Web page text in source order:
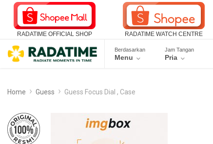
RADATIME OFFICIAL SHOP RADATIME WATCH CENTRE
Berdasarkan
Menu
Jam Tangan
Pria
Home Guess Guess Focus Dial , Case